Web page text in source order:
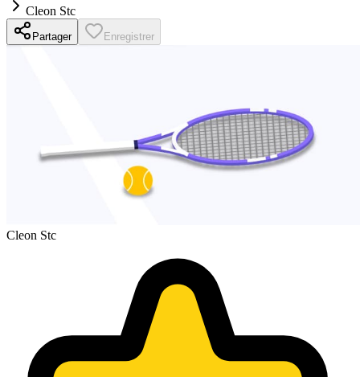
Cleon Stc
Partager Enregistrer
Cleon Stc